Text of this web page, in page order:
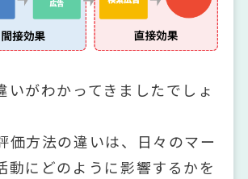
いがわかってきましたでしょ
価方法の違いは、日々のマー
動にどのように影響するかを